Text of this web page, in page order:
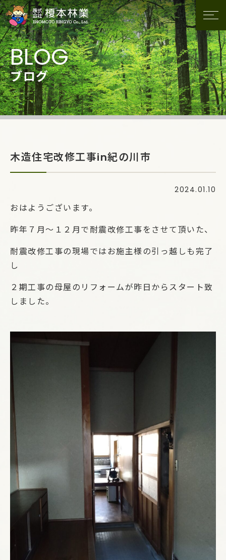
ブログ
木造住宅改修工事in紀の川市
2024.01.10
おはようございます。
昨年７月～１２月で耐震改修工事をさせて頂いた、
耐震改修工事の現場ではお施主様の引っ越しも完了
し
２期工事の母屋のリフォームが昨日からスタート致
しました。